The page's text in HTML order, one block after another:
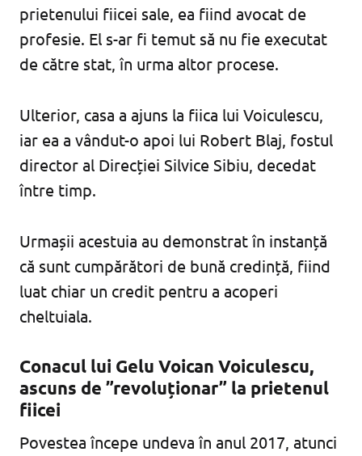
prietenului fiicei sale, ea fiind avocat de
profesie. El s-ar fi temut să nu fie executat
de către stat, în urma altor procese.
Ulterior, casa a ajuns la fiica lui Voiculescu,
iar ea a vândut-o apoi lui Robert Blaj, fostul
director al Direcției Silvice Sibiu, decedat
între timp.
Urmașii acestuia au demonstrat în instanță
că sunt cumpărători de bună credință, fiind
luat chiar un credit pentru a acoperi
cheltuiala.
Conacul lui Gelu Voican Voiculescu,
ascuns de ”revoluționar” la prietenul
fiicei
Povestea începe undeva în anul 2017, atunci